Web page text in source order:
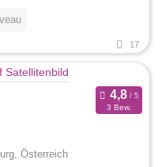
17
3 Bew.
Österreich